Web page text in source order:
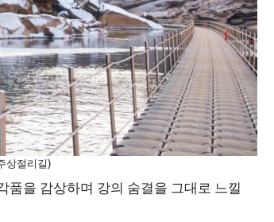
상절리길)
품을 감상하며 강의 숨결을 그대로 느낄